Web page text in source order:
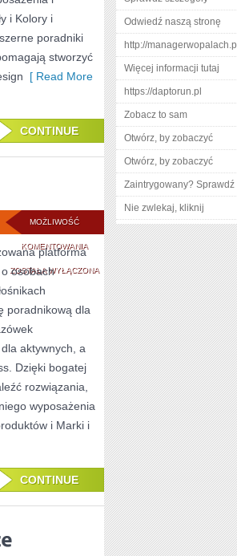
i Kolory i
poradniki
stworzyć
[ Read More
CONTINUE
MOŻLIWOŚĆ
KOMENTOWANIAPORADNIKI
ZAKUPOWE
ZOSTAŁA WYŁĄCZONA
platforma
osobach
poradnikową dla
aktywnych, a
Dzięki bogatej
rozwiązania,
wyposażenia
i Marki i
CONTINUE
Odwiedź naszą stronę
http://managerwopalach.pl
Więcej informacji tutaj
https://daptorun.pl
Zobacz to sam
Otwórz, by zobaczyć
Otwórz, by zobaczyć
Zaintrygowany? Sprawdź
Nie zwlekaj, kliknij